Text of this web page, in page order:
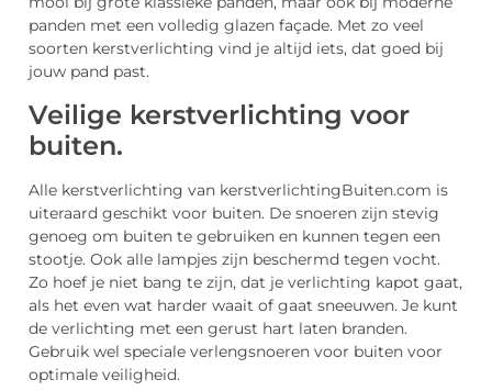
panden met een volledig glazen façade. Met zo veel
soorten kerstverlichting vind je altijd iets, dat goed bij
jouw pand past.
Veilige kerstverlichting voor
buiten.
Alle kerstverlichting van kerstverlichtingBuiten.com is
uiteraard geschikt voor buiten. De snoeren zijn stevig
genoeg om buiten te gebruiken en kunnen tegen een
stootje. Ook alle lampjes zijn beschermd tegen vocht.
Zo hoef je niet bang te zijn, dat je verlichting kapot gaat,
als het even wat harder waait of gaat sneeuwen. Je kunt
de verlichting met een gerust hart laten branden.
Gebruik wel speciale verlengsnoeren voor buiten voor
optimale veiligheid.